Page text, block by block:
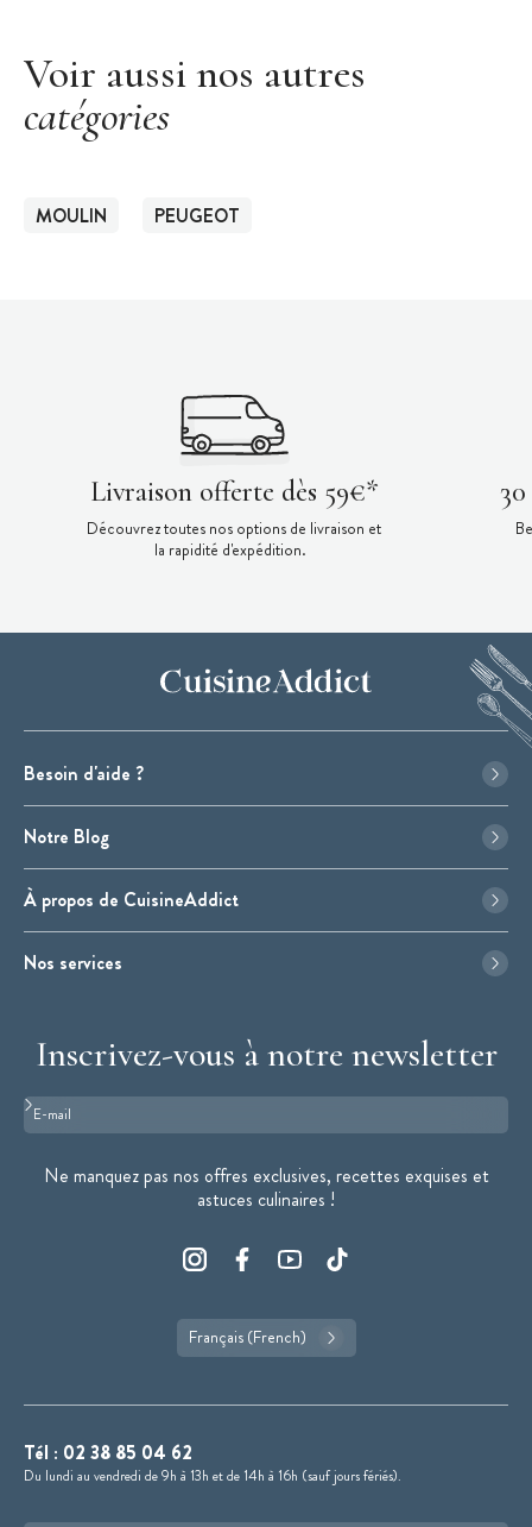
Voir aussi nos autres
catégories
MOULIN PEUGEOT
Livraison offerte dès 59€*
Découvrez toutes nos options de livraison et
la rapidité d'expédition.
Besoin d'aide ?
Notre Blog
À propos de CuisineAddict
Nos services
Inscrivez-vous à notre newsletter
Format : adresse@email.com
Ne manquez pas nos offres exclusives, recettes exquises et
astuces culinaires !
Français (French)
Tél : 02 38 85 04 62
Du lundi au vendredi de 9h à 13h et de 14h à 16h (sauf jours fériés).